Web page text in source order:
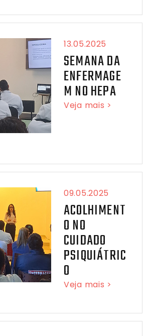
13.05.2025
SEMANA DA
ENFERMAGE
M NO HEPA
Veja mais >
09.05.2025
ACOLHIMENT
O NO
CUIDADO
PSIQUIÁTRIC
O
Veja mais >